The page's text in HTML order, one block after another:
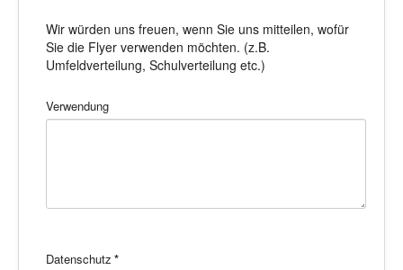
Wir würden uns freuen, wenn Sie uns mitteilen, wofür
Sie die Flyer verwenden möchten. (z.B.
Umfeldverteilung, Schulverteilung etc.)
Verwendung
Datenschutz *